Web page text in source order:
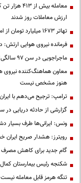
معامله
ارزش معاملات روز شدند
تهاتر ۱۶۷۳ میلیارد تومان از اموال شرکت‌های تراستی
فرمانده نیروی هوایی ارتش:
ماجراجویی در سن ۹۷ سالگی!
معاون هماهنگ‌کننده
هنوز مشخص نیست
ترامپ: ترجیح می‌دهم با
گزارشی از حادثه دریایی در
ونس: ایرانی‌ها طرف بسیار
رویترز: هشدار صریح
گام جدید برای کاهش
شکنجه رئیس بیمارستان
تنگه هرمز قابل معامله نیست